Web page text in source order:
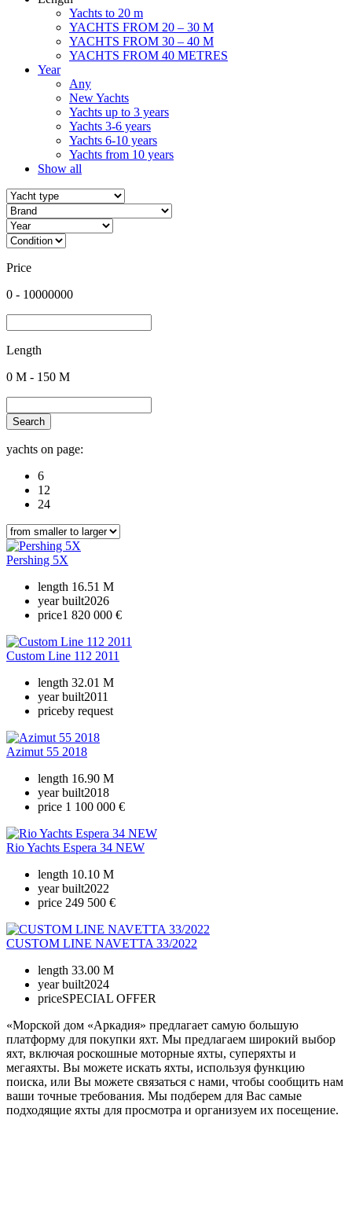
Yachts to 20 m
YACHTS FROM 20 – 30 M
YACHTS FROM 30 – 40 M
YACHTS FROM 40 METRES
Year
Any
New Yachts
Yachts up to 3 years
Yachts 3-6 years
Yachts 6-10 years
Yachts from 10 years
Show all
Price
0 - 10000000
Length
0 M - 150 M
Search
yachts on page:
6
12
24
Pershing 5X
length 16.51 M
year built2026
price1 820 000 €
Custom Line 112 2011
length 32.01 M
year built2011
priceby request
Azimut 55 2018
length 16.90 M
year built2018
price 1 100 000 €
Rio Yachts Espera 34 NEW
length 10.10 M
year built2022
price 249 500 €
CUSTOM LINE NAVETTA 33/2022
length 33.00 M
year built2024
priceSPECIAL OFFER
«Морской дом «Аркадия» предлагает самую большую
платформу для покупки яхт. Мы предлагаем широкий выбор
яхт, включая роскошные моторные яхты, суперяхты и
мегаяхты. Вы можете искать яхты, используя функцию
поиска, или Вы можете связаться с нами, чтобы сообщить нам
ваши точные требования. Мы подберем для Вас самые
подходящие яхты для просмотра и организуем их посещение.